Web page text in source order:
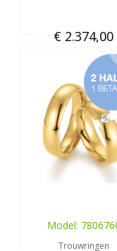
€ 2.374,00
Model:
Trouwringen